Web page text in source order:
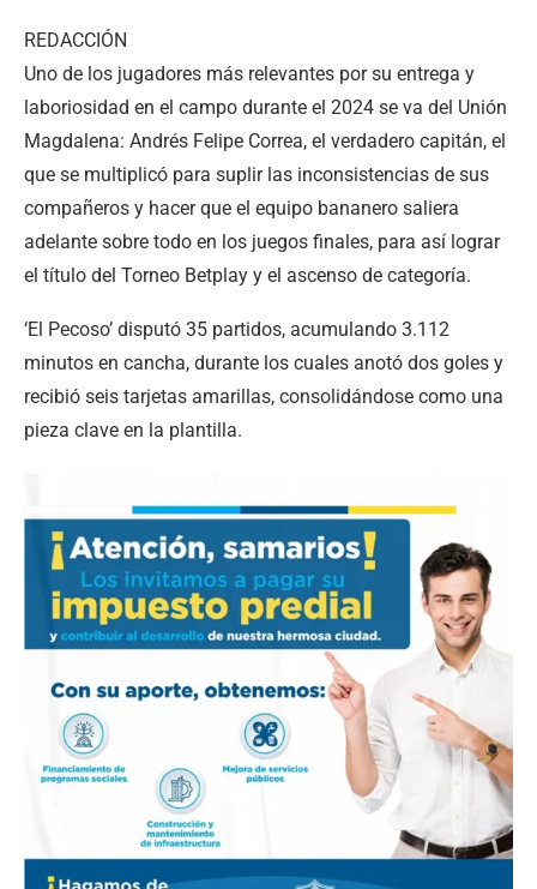
REDACCIÓN
Uno de los jugadores más relevantes por su entrega y
laboriosidad en el campo durante el 2024 se va del Unión
Magdalena: Andrés Felipe Correa, el verdadero capitán, el
que se multiplicó para suplir las inconsistencias de sus
compañeros y hacer que el equipo bananero saliera
adelante sobre todo en los juegos finales, para así lograr
el título del Torneo Betplay y el ascenso de categoría.
‘El Pecoso’ disputó 35 partidos, acumulando 3.112
minutos en cancha, durante los cuales anotó dos goles y
recibió seis tarjetas amarillas, consolidándose como una
pieza clave en la plantilla.